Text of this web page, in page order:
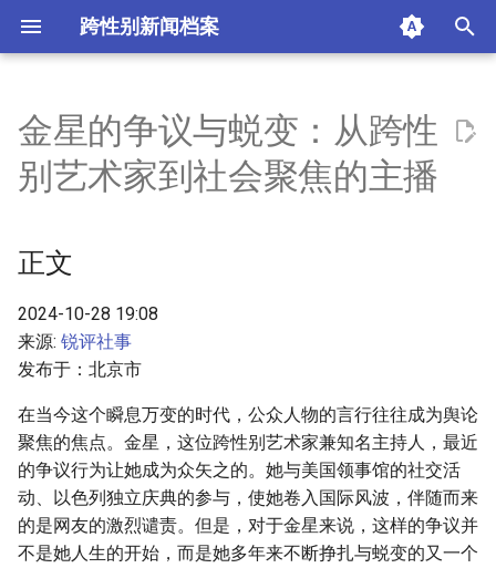
跨性别新闻档案
t
a
l
i
i
n
g
s
正文
职业生涯：从舞蹈到主持的转
社会影响：名声与争议的纠葛
结尾反思：认知与责任的交织
摘要与附加信息
附加信息 [Processed Page
金星的争议与蜕变：从跨性
别艺术家到社会聚焦的主播
正文
2024-10-28 19:08
来源: 锐评社事
发布于：北京市
在当今这个瞬息万变的时代，公众人物的言行往往成为舆论
聚焦的焦点。金星，这位跨性别艺术家兼知名主持人，最近
的争议行为让她成为众矢之的。她与美国领事馆的社交活
动、以色列独立庆典的参与，使她卷入国际风波，伴随而来
的是网友的激烈谴责。但是，对于金星来说，这样的争议并
不是她人生的开始，而是她多年来不断挣扎与蜕变的又一个